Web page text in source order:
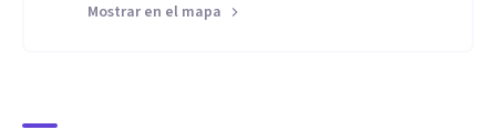
Mostrar en el mapa